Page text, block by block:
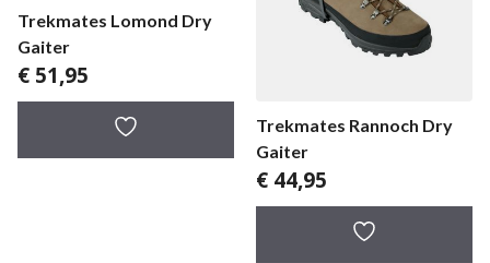
Trekmates Lomond Dry
Gaiter
€ 51,95
Trekmates Rannoch Dry
Gaiter
€ 44,95